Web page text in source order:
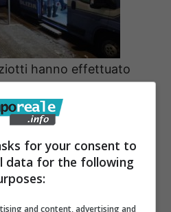
hanno effettuato
e nella zona delle
attenzione alle aree di
è maggiormente
for your consent to
data for the following
and content, advertising and